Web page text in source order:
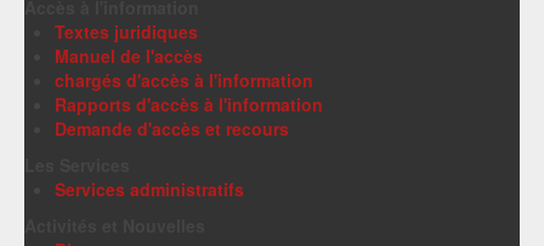
Textes juridiques
Manuel de l'accès
chargés d'accès à l'information
Rapports d'accès à l'information
Demande d'accès et recours
Services administratifs